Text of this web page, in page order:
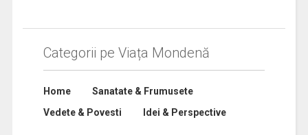
Categorii pe Viața Mondenă
Home
Sanatate & Frumusete
Vedete & Povesti
Idei & Perspective